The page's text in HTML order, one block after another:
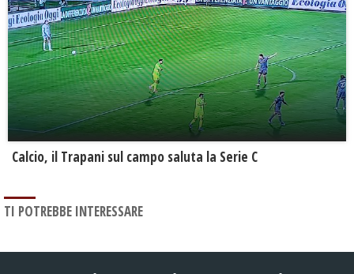
Calcio, il Trapani sul campo saluta la Serie C
TI POTREBBE INTERESSARE